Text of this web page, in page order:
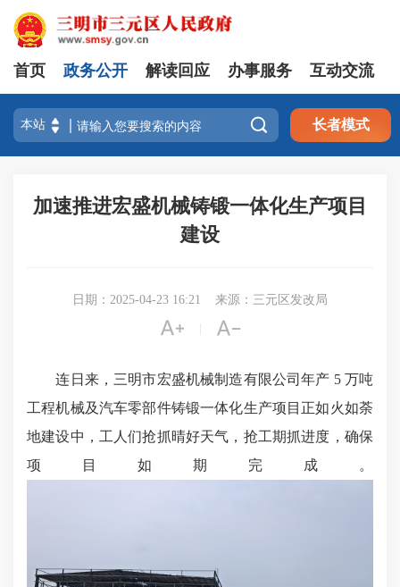
首页 政务公开 解读回应 办事服务 互动交流
 长者模式
加速推进宏盛机械铸锻一体化生产项目
建设
日期：2025-04-23 16:21 来源：三元区发改局
 
连日来，三明市宏盛机械制造有限公司年产 5 万吨
工程机械及汽车零部件铸锻一体化生产项目正如火如荼
地建设中，工人们抢抓晴好天气，抢工期抓进度，确保
项目如期完成。